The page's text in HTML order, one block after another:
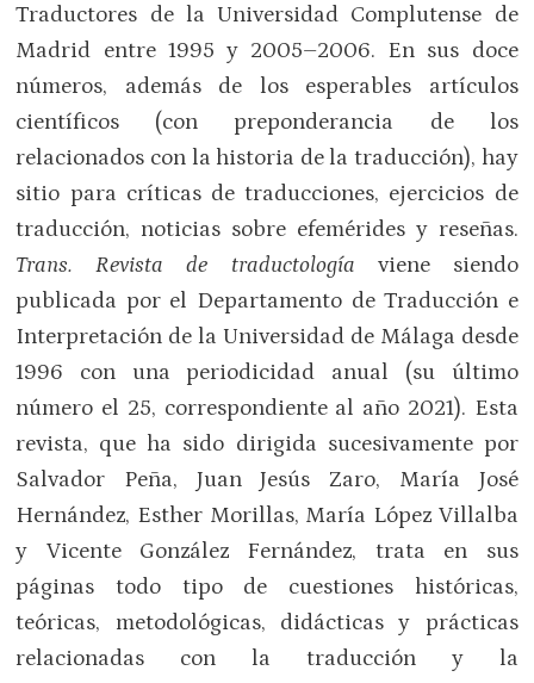
Traductores de la Universidad Complutense de
Madrid entre 1995 y 2005–2006. En sus doce
números, además de los esperables artículos
científicos (con preponderancia de los
relacionados con la historia de la traducción), hay
sitio para críticas de traducciones, ejercicios de
traducción, noticias sobre efemérides y reseñas.
Trans. Revista de traductología viene siendo
publicada por el Departamento de Traducción e
Interpretación de la Universidad de Málaga desde
1996 con una periodicidad anual (su último
número el 25, correspondiente al año 2021). Esta
revista, que ha sido dirigida sucesivamente por
Salvador Peña, Juan Jesús Zaro, María José
Hernández, Esther Morillas, María López Villalba
y Vicente González Fernández, trata en sus
páginas todo tipo de cuestiones históricas,
teóricas, metodológicas, didácticas y prácticas
relacionadas con la traducción y la